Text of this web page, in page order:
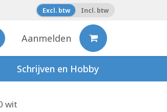
Excl. btw Incl. btw
Aanmelden
Schrijven en Hobby
wit